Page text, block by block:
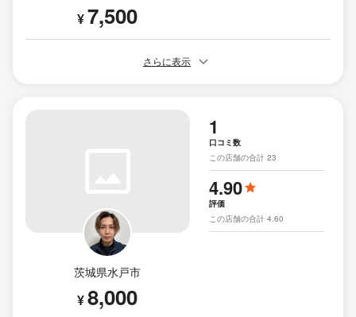
¥7,500
さらに表示
茨城県水戸市
¥8,000
1
口コミ数
この店舗の合計 23
4.90
評価
この店舗の合計 4.60